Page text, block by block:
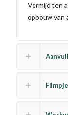
Vermijd ten
opbouw van
Filmpje